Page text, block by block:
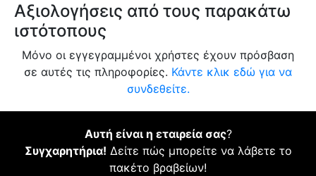
Αξιολογήσεις από τους παρακάτω
ιστότοπους
Μόνο οι εγγεγραμμένοι χρήστες έχουν πρόσβαση
σε αυτές τις πληροφορίες. Κάντε κλικ εδώ για να
συνδεθείτε.
Αυτή είναι η εταιρεία σας?
Συγχαρητήρια! Δείτε πώς μπορείτε να λάβετε το
πακέτο βραβείων!